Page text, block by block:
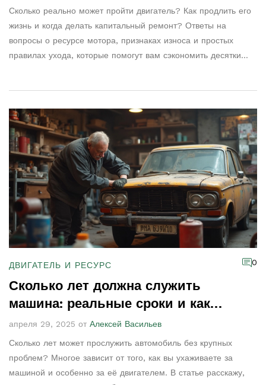
Сколько реально может пройти двигатель? Как продлить его
жизнь и когда делать капитальный ремонт? Ответы на
вопросы о ресурсе мотора, признаках износа и простых
правилах ухода, которые помогут вам сэкономить десятки
ДВИГАТЕЛЬ И РЕСУРС 0
Сколько лет должна служить
машина: реальные сроки и как
продлить жизнь двигателю
апреля 29, 2025 от Алексей Васильев
Сколько лет может прослужить автомобиль без крупных
проблем? Многое зависит от того, как вы ухаживаете за
машиной и особенно за её двигателем. В статье расскажу,